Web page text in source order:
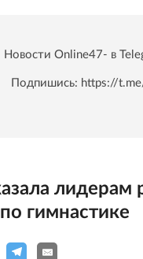
Новости Online47- в
Подпишись: https://
лидерам
гимнастике